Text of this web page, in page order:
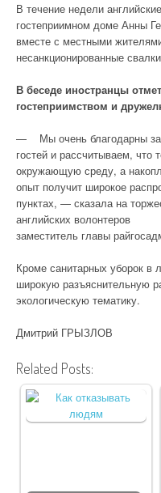
В течение недели
гостеприимном доме Анны
вместе с местными
несанкционированные
В беседе иностранцы
гостеприимством и
— Мы очень благодарны за
гостей и рассчитываем, что
окружающую среду, а
опыт получит широкое
пунктах, — сказала на
английских волонтеров
заместитель главы
Кроме санитарных уборок в
широкую разъяснительную
экологическую тематику.
Дмитрий ГРЫЗЛОВ
Related Posts: